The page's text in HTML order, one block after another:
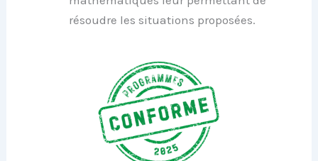
résoudre les situations proposées.